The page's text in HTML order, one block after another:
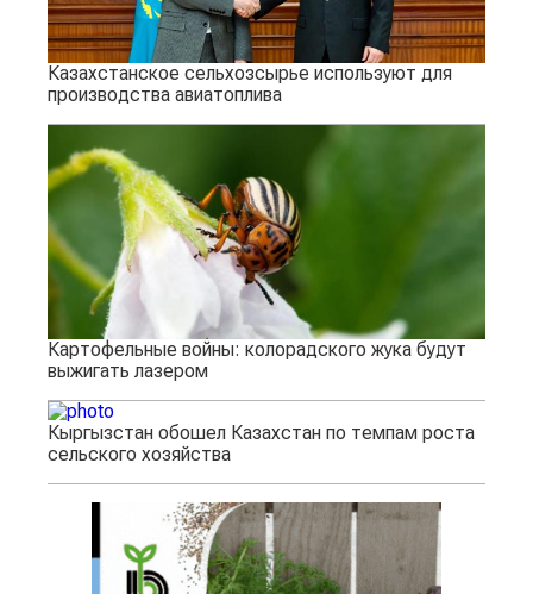
Казахстанское сельхозсырье используют для
производства авиатоплива
Картофельные войны: колорадского жука будут
выжигать лазером
Кыргызстан обошел Казахстан по темпам роста
сельского хозяйства